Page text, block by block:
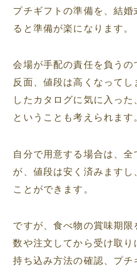
プチギフトの準備を、結
ると準備が楽になります。
会場が手配の責任を負うの
反面、値段は高くなって
したカタログに気に入っ
ということも考えられます
自分で用意する場合は、
が、値段は安く済みます
ことができます。
ですが、食べ物の賞味期
数や注文してから受け取
持ち込み方法の確認、プ